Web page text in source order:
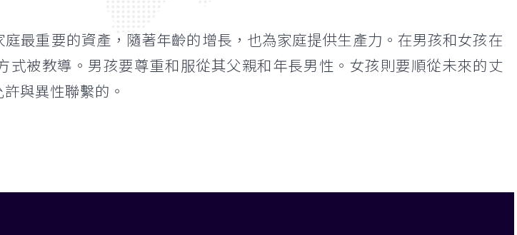
最重要的資產，隨著年齡的增長，也為家庭提供生產力。在男孩和女孩在
式被教導。男孩要尊重和服從其父親和年長男性。女孩則要順從未來的丈
與異性聯繫的。